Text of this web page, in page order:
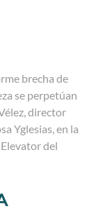
brecha de
se perpetúan
director
Yglesias, en la
del